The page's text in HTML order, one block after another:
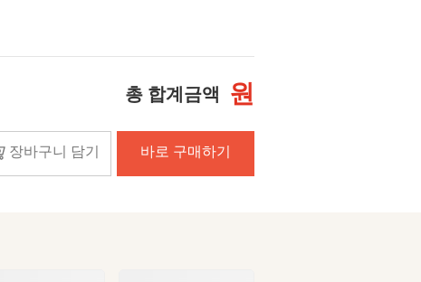
총 합계금액 원
장바구니 담기 바로 구매하기